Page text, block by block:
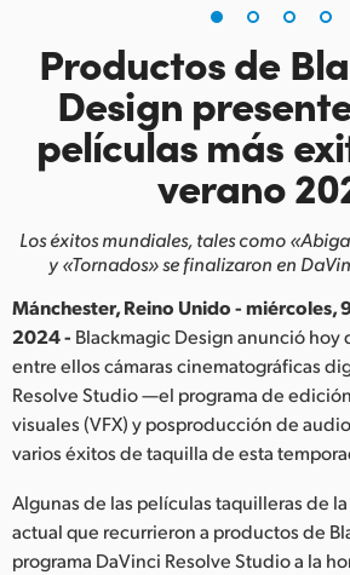
Finland
France
Germany
Hong Kong SAR, China
Italy
Japan
Korea
Mexico
Malaysia
Productos de
Design
películas más
verano
Los éxitos mundiales, tales como
y «Tornados» se finalizaron en
Mánchester, Reino Unido - miércoles,
2024 - Blackmagic Design anunció hoy
entre ellos cámaras cinematográficas
Resolve Studio —el programa de
visuales (VFX) y posproducción de
varios éxitos de taquilla de esta
Algunas de las películas taquilleras de
actual que recurrieron a productos de
programa DaVinci Resolve Studio a la